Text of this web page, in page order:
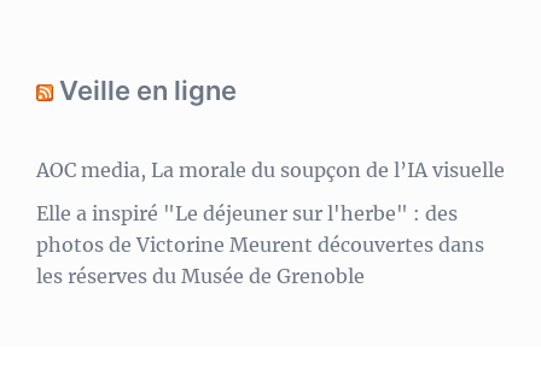
Veille en ligne
AOC media, La morale du soupçon de l’IA visuelle
Elle a inspiré "Le déjeuner sur l'herbe" : des
photos de Victorine Meurent découvertes dans
les réserves du Musée de Grenoble